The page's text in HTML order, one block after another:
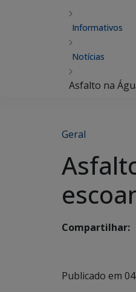
Informativos
Notícias
Asfalto na
Geral
Compartilhar:
Publicado em